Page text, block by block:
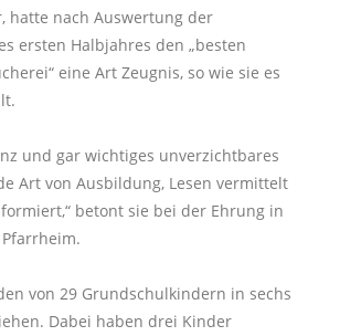
Ministranten
Lektoren
Singgruppen
Eltern-Kind-Gruppen
Kammerchor
inTAKT
St. Laurentius
St. Laurentius
Geschichte
Pfarrpatron
KLJB
Ministranten
Kommunionhelfer
Eltern-Kind-Gruppen
Kirchenchor Herznssach
Kinderschola
Bücherei Mühlhausen
Inst. Schutzkonzept
Pfarrpatron
Buße und Versöhnung
Firmung
Krankensalbung
Weihe
Jugendgottesdienste
Taizè-Gebet
Wallfahrten
Ökumene
Bibelgespräch
Geburtstagsbesuch
Offene Kirche
Seelsorgegespräch
Kinderbetreuung
Erwachsenenbildung
Beratungsstellen
St. Laurentius
Impulse der Vergangenheit
der virtuellen Kirche
virtuelle Kerzen
Berichte/Chronik
Personen
Newsletter
Mitteilung
Links
Login
Impressum
hatte nach Auswertung der
ersten Halbjahres den „besten
eine Art Zeugnis, so wie sie es
und gar wichtiges unverzichtbares
Art von Ausbildung, Lesen vermittelt
betont sie bei der Ehrung in
von 29 Grundschulkindern in sechs
Dabei haben drei Kinder